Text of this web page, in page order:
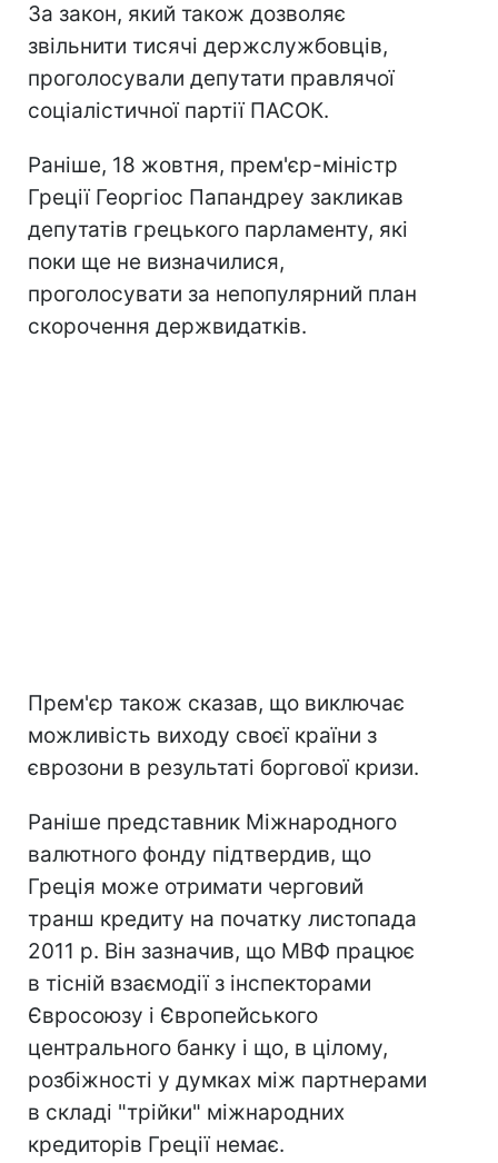
За закон, який також дозволяє
звільнити тисячі держслужбовців,
проголосували депутати правлячої
соціалістичної партії ПАСОК.
Раніше, 18 жовтня, прем'єр-міністр
Греції Георгіос Папандреу закликав
депутатів грецького парламенту, які
поки ще не визначилися,
проголосувати за непопулярний план
скорочення держвидатків.
Прем'єр також сказав, що виключає
можливість виходу своєї країни з
єврозони в результаті боргової кризи.
Раніше представник Міжнародного
валютного фонду підтвердив, що
Греція може отримати черговий
транш кредиту на початку листопада
2011 р. Він зазначив, що МВФ працює
в тісній взаємодії з інспекторами
Євросоюзу і Європейського
центрального банку і що, в цілому,
розбіжності у думках між партнерами
в складі "трійки" міжнародних
кредиторів Греції немає.